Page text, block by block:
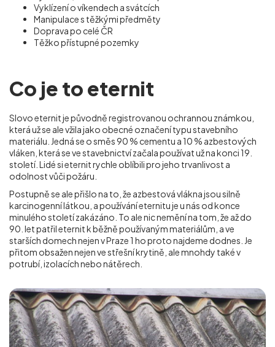
Vyklízení o víkendech a svátcích
Manipulace s těžkými předměty
Doprava po celé ČR
Těžko přístupné pozemky
Co je to eternit
Slovo eternit je původně registrovanou ochrannou známkou,
která už se ale vžila jako obecné označení typu stavebního
materiálu. Jedná se o směs 90 % cementu a 10 % azbestových
vláken, která se ve stavebnictví začala používat už na konci 19.
století. Lidé si eternit rychle oblíbili pro jeho trvanlivost a
odolnost vůči požáru.
Postupně se ale přišlo na to, že azbestová vlákna jsou silně
karcinogenní látkou, a používání eternitu je u nás od konce
minulého století zakázáno. To ale nic nemění na tom, že až do
90. let patřil eternit k běžně používaným materiálům, a ve
starších domech nejen v Praze 1 ho proto najdeme dodnes. Je
přitom obsažen nejen ve střešní krytině, ale mnohdy také v
potrubí, izolacích nebo nátěrech.